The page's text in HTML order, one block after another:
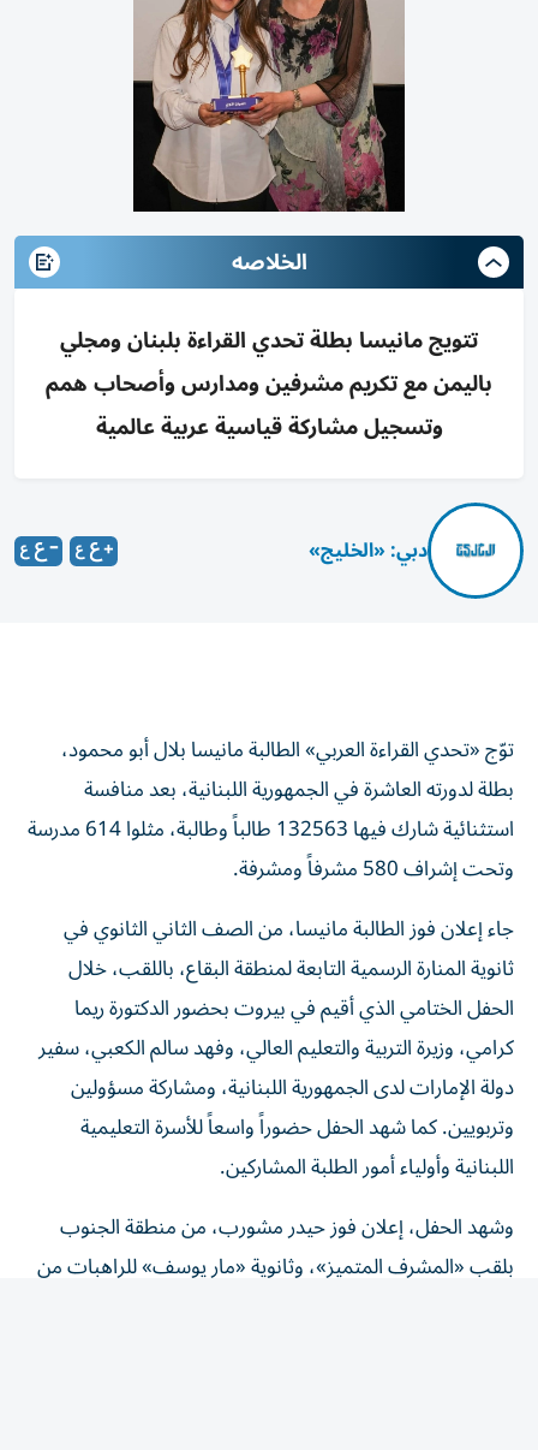
الخلاصه
تتويج مانيسا بطلة تحدي القراءة بلبنان ومجلي
باليمن مع تكريم مشرفين ومدارس وأصحاب همم
وتسجيل مشاركة قياسية عربية عالمية
دبي: «الخليج»
توّج «تحدي القراءة العربي» الطالبة مانيسا بلال أبو محمود،
بطلة لدورته العاشرة في الجمهورية اللبنانية، بعد منافسة
استثنائية شارك فيها 132563 طالباً وطالبة، مثلوا 614 مدرسة
وتحت إشراف 580 مشرفاً ومشرفة.
ثانوية المنارة الرسمية التابعة لمنطقة البقاع، باللقب، خلال
الحفل الختامي الذي أقيم في بيروت بحضور الدكتورة ريما
كرامي، وزيرة التربية والتعليم العالي، وفهد سالم الكعبي، سفير
دولة الإمارات لدى الجمهورية اللبنانية، ومشاركة مسؤولين
وتربويين. كما شهد الحفل حضوراً واسعاً للأسرة التعليمية
اللبنانية وأولياء أمور الطلبة المشاركين.
بلقب «المشرف المتميز»، وثانوية «مار يوسف» للراهبات من
منطقة زحلة «المدرسة المتميزة».